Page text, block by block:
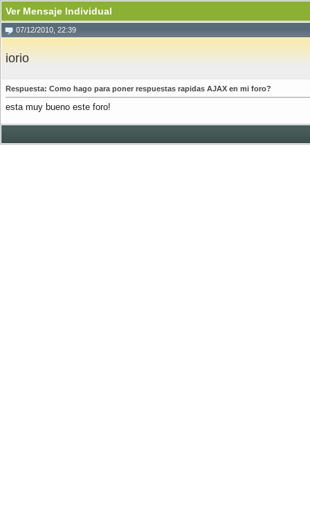
Ver Mensaje Individual
07/12/2010, 22:39
iorio
Respuesta: Como hago para poner respuestas rapidas AJAX en mi foro?
esta muy bueno este foro!